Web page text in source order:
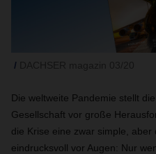
Die weltweite Pandemie stellt
Gesellschaft vor große
die Krise eine zwar simple,
eindrucksvoll vor Augen: Nur